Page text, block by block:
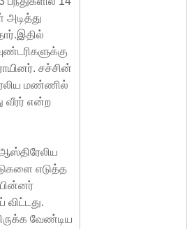
அடித்து
சச்சின்
மண்ணில்
வீரர் என்ற
எடுத்த
வேண்டிய